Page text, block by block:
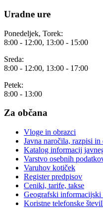
Uradne ure
Ponedeljek, Torek:
8:00 - 12:00, 13:00 - 15:00
Sreda:
8:00 - 12:00, 13:00 - 17:00
Petek:
8:00 - 13:00
Za občana
Vloge in obrazci
Javna naročila, razpisi in
Katalog informacij
Varstvo osebnih
Varuhov kotiček
Register predpisov
Ceniki, tarife, takse
Geografski informacijski
Koristne telefonske